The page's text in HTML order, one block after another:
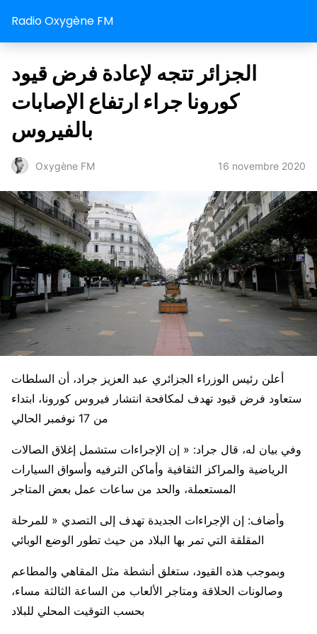
Radio Oxygène FM
الجزائر تتجه لإعادة فرض قيود
كورونا جراء ارتفاع الإصابات
بالفيروس
Oxygène FM 16 novembre 2020
أعلن رئيس الوزراء الجزائري عبد العزيز جراد، أن السلطات
ستعاود فرض قيود تهدف لمكافحة انتشار فيروس كورونا، ابتداء
من 17 نوفمبر الحالي
وفي بيان له، قال جراد: « إن الإجراءات ستشمل إغلاق الصالات
الرياضية والمراكز الثقافية وأماكن الترفيه وأسواق السيارات
المستعملة، والحد من ساعات عمل بعض المتاجر
وأضاف: إن الإجراءات الجديدة تهدف إلى التصدي « للمرحلة
المقلقة التي تمر بها البلاد من حيث تطور الوضع الوبائي
وبموجب هذه القيود، ستغلق أنشطة مثل المقاهي والمطاعم
وصالونات الحلاقة ومتاجر الألعاب من الساعة الثالثة مساء،
بحسب التوقيت المحلي للبلاد